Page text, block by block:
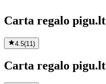
Carta regalo pigu.lt
4.5(11 )
Carta regalo pigu.lt